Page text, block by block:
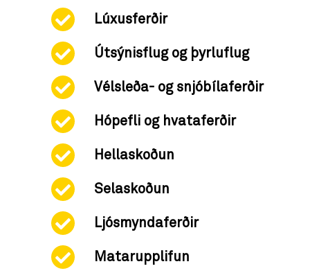
Lúxusferðir
Útsýnisflug og þyrluflug
Vélsleða- og snjóbílaferðir
Hópefli og hvataferðir
Hellaskoðun
Selaskoðun
Ljósmyndaferðir
Matarupplifun